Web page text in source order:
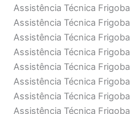
Assistência Técnica
Assistência Técnica
Assistência Técnica
Assistência Técnica
Assistência Técnica
Assistência Técnica
Assistência Técnica
Assistência Técnica